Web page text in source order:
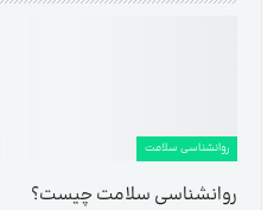
روانشناسی سلامت
روانشناسی سلامت چیست؟